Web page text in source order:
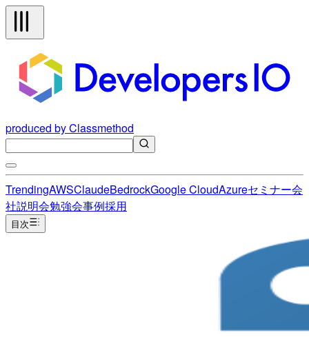
produced by Classmethod
TrendingAWSClaudeBedrockGoogle CloudAzureセミナー会
社説明会勉強会事例採用
目次